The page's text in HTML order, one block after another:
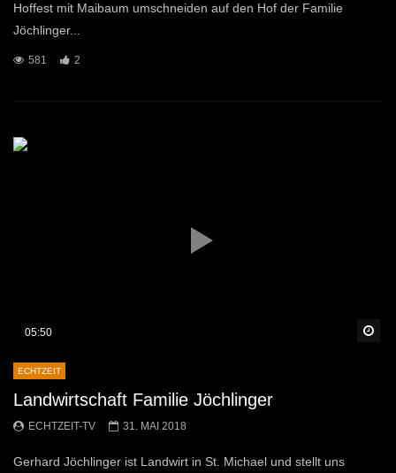
Hoffest mit Maibaum umschneiden auf den Hof der Familie
Jöchlinger...
581 2
05:50
ECHTZEIT
Landwirtschaft Familie Jöchlinger
ECHTZEIT-TV 31. MAI 2018
Gerhard Jöchlinger ist Landwirt in St. Michael und stellt uns